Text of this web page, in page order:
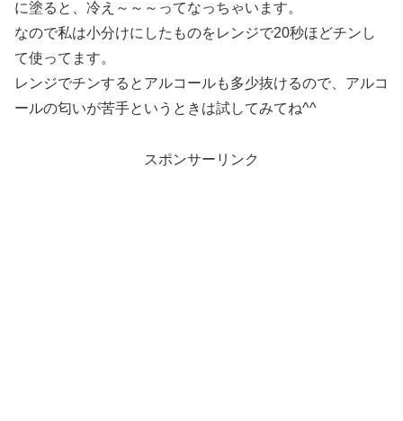
に塗ると、冷え～～～ってなっちゃいます。
なので私は小分けにしたものをレンジで20秒ほどチンし
て使ってます。
レンジでチンするとアルコールも多少抜けるので、アルコ
ールの匂いが苦手というときは試してみてね^^
スポンサーリンク